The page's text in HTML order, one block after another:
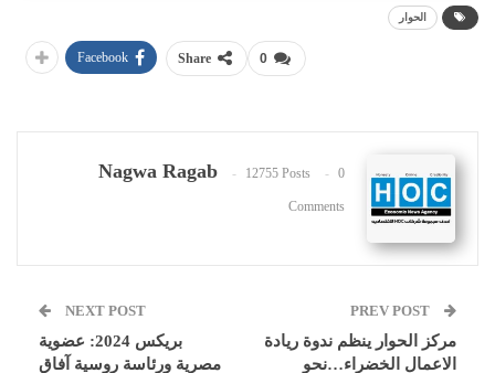
الحوار
0
Share
Facebook
Nagwa Ragab 12755 Posts 0
Comments
مركز الحوار ينظم ندوة ريادة
الاعمال الخضراء…نحو
NEXT POST
بريكس 2024: عضوية
مصرية ورئاسة روسية آفاق